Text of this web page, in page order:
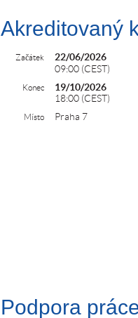
Akreditovaný
Začátek
22/06/2026
09:00 (CEST)
Konec
19/10/2026
18:00 (CEST)
Místo Praha 7